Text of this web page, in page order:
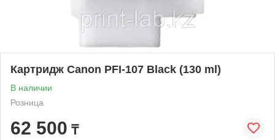
Картридж Canon PFI-107 Black (130 ml)
В наличии
Розница
62 500 ₸